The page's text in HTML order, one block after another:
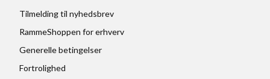
Tilmelding til nyhedsbrev
RammeShoppen for erhverv
Generelle betingelser
Fortrolighed